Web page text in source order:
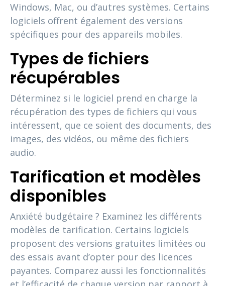
Windows, Mac, ou d’autres systèmes. Certains
logiciels offrent également des versions
spécifiques pour des appareils mobiles.
Types de fichiers
récupérables
Déterminez si le logiciel prend en charge la
récupération des types de fichiers qui vous
intéressent, que ce soient des documents, des
images, des vidéos, ou même des fichiers
audio.
Tarification et modèles
disponibles
Anxiété budgétaire ? Examinez les différents
modèles de tarification. Certains logiciels
proposent des versions gratuites limitées ou
des essais avant d’opter pour des licences
payantes. Comparez aussi les fonctionnalités